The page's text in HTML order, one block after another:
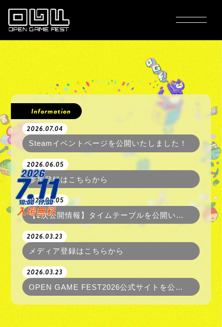
ABOUT
GAMES
TIME TABLE
FLOORMAP
ACCESS
Information
2026.07.04
Steamイベントページを公開いたしました！
2026.06.05
参加登録はこちらから
2026.06.05
【2次公開情報】タイムテーブルを公開いたしました！
2026.03.23
メディア登録はこちらから
2026.03.23
OPEN GAME FEST2026公式サイトを公開いたしました！